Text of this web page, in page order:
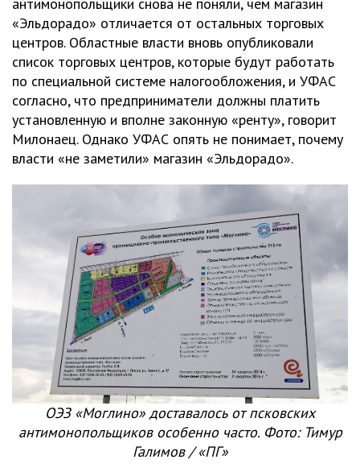
антимонопольщики снова не поняли, чем магазин
«Эльдорадо» отличается от остальных торговых
центров. Областные власти вновь опубликовали
список торговых центров, которые будут работать
по специальной системе налогообложения, и УФАС
согласно, что предприниматели должны платить
установленную и вполне законную «ренту», говорит
Милонаец. Однако УФАС опять не понимает, почему
власти «не заметили» магазин «Эльдорадо».
ОЭЗ «Моглино» доставалось от псковских
антимонопольщиков особенно часто. Фото: Тимур
Галимов / «ПГ»